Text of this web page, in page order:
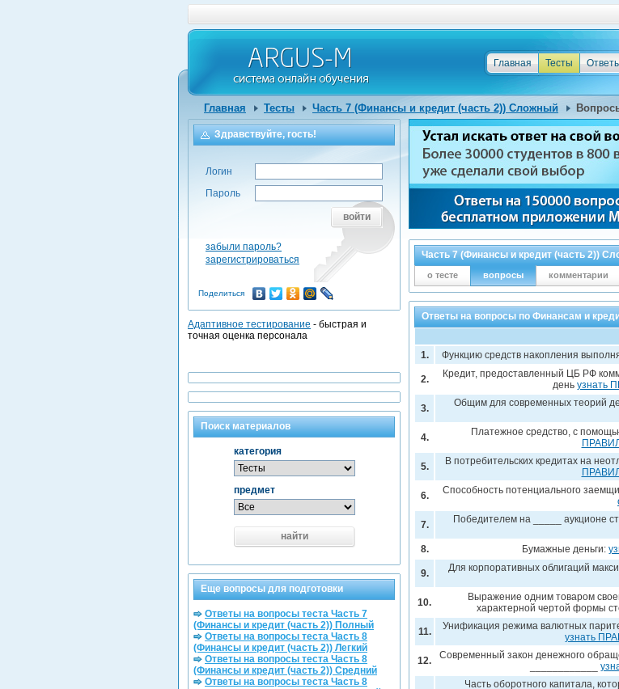
Тесты
Главная
Главная Тесты Часть 7 (Финансы и кредит (часть 2)) Сложный
Часть 7 (Финансы и кредит (часть 2))
о тесте вопросы комментарии
Ответы на вопросы по Финансам и
1.
Функцию средств накопления
2.
Кредит, предоставленный ЦБ РФ
день узнать
3. Общим для современных теорий
4. Платежное средство, с
5. В потребительских кредитах на
6. Способность потенциального
7. Победителем на _____ аукционе
8.
Бумажные деньги:
9. Для корпоративных облигаций
10.
Выражение одним товаром
характерной чертой формы
11.
Унификация режима валютных
узнать
12.
Современный закон денежного
Часть оборотного капитала,
Здравствуйте, гость!
Логин
Пароль
войти
забыли пароль?
зарегистрироваться
Поделиться
Адаптивное тестирование - быстрая и
точная оценка персонала
Поиск материалов
категория
предмет
найти
Еще вопросы для подготовки
Ответы на вопросы теста Часть 7
(Финансы и кредит (часть 2)) Полный
Ответы на вопросы теста Часть 8
(Финансы и кредит (часть 2)) Легкий
Ответы на вопросы теста Часть 8
(Финансы и кредит (часть 2)) Средний
Ответы на вопросы теста Часть 8